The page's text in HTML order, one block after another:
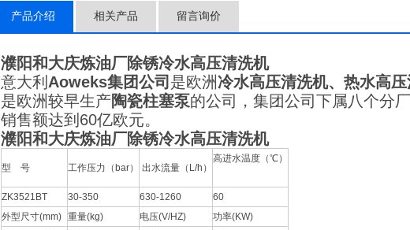
产品介绍 相关产品 留言询价
濮阳和大庆炼油厂除锈冷水高压清洗机
意大利 Aoweks集团公司 是欧洲冷水高压清洗机、热水高
是欧洲较早生产陶瓷柱塞泵的公司，集团公司下属八个分
销售额达到60亿欧元。
濮阳和大庆炼油厂除锈冷水高压清洗机
型 号 工作压力（bar） 出水流量（L/h）
高进水温度（℃）
ZK3521BT 30-350 630-1260
60
外型尺寸(mm) 重量(kg) 电压(V/HZ)
功率(KW)